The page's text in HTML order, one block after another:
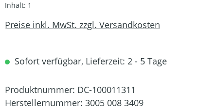
Inhalt: 1
Preise inkl. MwSt. zzgl. Versandkosten
Sofort verfügbar, Lieferzeit: 2 - 5 Tage
Produktnummer: DC-100011311
Herstellernummer: 3005 008 3409